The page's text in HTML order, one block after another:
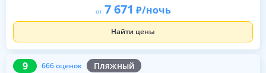
от 7 671 /ночь
Найти цены
9 666 оценок Пляжный
9 666 оценок